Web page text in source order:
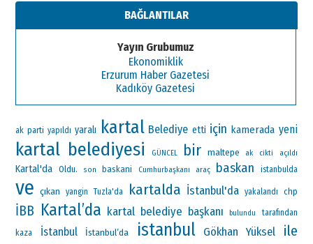
BAĞLANTILAR
Yayın Grubumuz
Ekonomiklik
Erzurum Haber Gazetesi
Kadıköy Gazetesi
ak parti yapıldı yaralı kartal Belediye etti için kamerada yeni
kartal belediyesi GÜNCEL bir maltepe ak cikti açıldı
Kartal'da Oldu. son baskani Cumhurbaşkanı araç baskan istanbulda
ve çıkan yangin Tuzla'da kartalda İstanbul'da yakalandı chp
İBB Kartal’da kartal belediye başkanı bulundu tarafından
kaza İstanbul İstanbul’da istanbul Gökhan Yüksel ile